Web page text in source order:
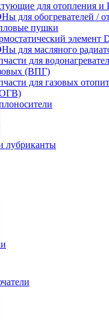
для отопления и
для обогревателей /
пушки
элемент
для масляного
для
(ВПГ)
для газовых
лубриканты